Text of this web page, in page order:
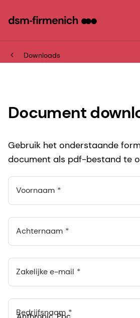
Downloads
Document
Gebruik het onderstaande
document als pdf-bestand te
Voornaam
Achternaam
Zakelijke e-mail
Bedrijfsnaam